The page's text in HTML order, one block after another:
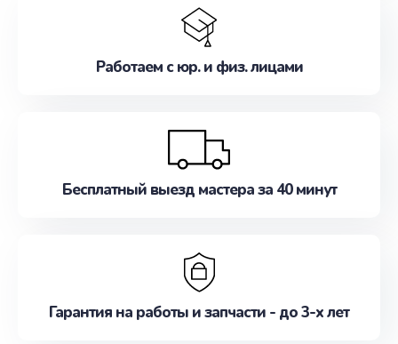
Работаем с юр. и физ. лицами
Бесплатный выезд мастера за 40 минут
Гарантия на работы и запчасти - до 3-х лет